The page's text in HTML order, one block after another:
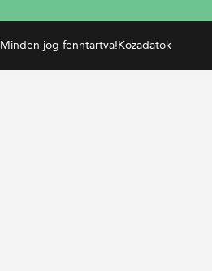
Minden jog fenntartva!Közadatok